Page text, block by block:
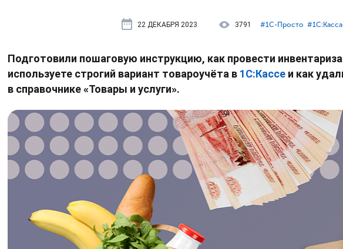
22 ДЕКАБРЯ 2023 3791 #⁣1С-Просто #⁣1С:Касса
Подготовили пошаговую инструкцию, как провести
используете строгий вариант товароучёта в 1С:Кассе и как
в справочнике «Товары и услуги».